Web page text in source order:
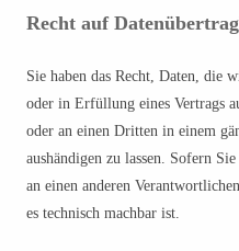
Recht auf
Sie haben das Recht, Daten,
oder in Erfüllung eines Vertrags
oder an einen Dritten in einem
aushändigen zu lassen. Sofern
an einen anderen
es technisch machbar ist.